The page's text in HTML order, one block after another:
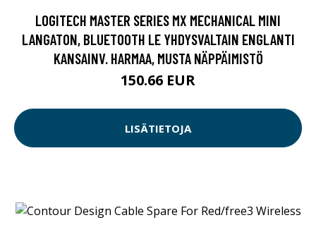
LOGITECH MASTER SERIES MX MECHANICAL MINI
LANGATON, BLUETOOTH LE YHDYSVALTAIN ENGLANTI
KANSAINV. HARMAA, MUSTA NÄPPÄIMISTÖ
150.66 EUR
LISÄTIETOJA